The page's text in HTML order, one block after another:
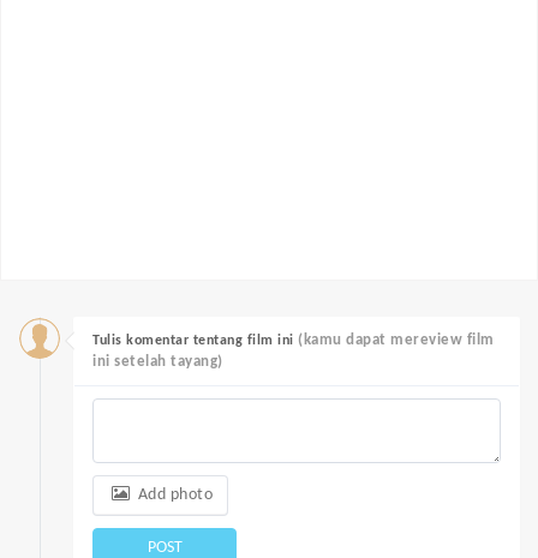
Tulis komentar tentang film ini (kamu dapat mereview film
ini setelah tayang)
Add photo
POST